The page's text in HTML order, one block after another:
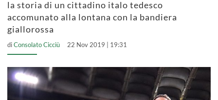
la storia di un cittadino italo tedesco
accomunato alla lontana con la bandiera
giallorossa
diConsolato Cicciù 22 Nov 2019 | 19:31